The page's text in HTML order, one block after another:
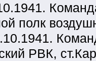
полк
РВК,